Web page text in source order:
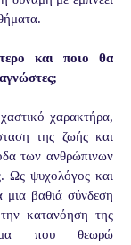
και ποιο θα
χαρακτήρα,
της ζωής και
των ανθρώπινων
Ως ψυχολόγος και
μια βαθιά σύνδεση
κατανόηση της
που θεωρώ